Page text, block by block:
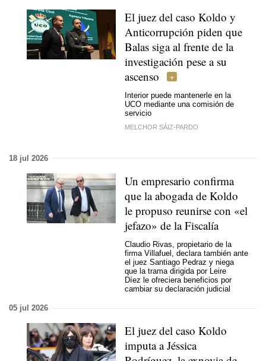
El juez del caso Koldo y
Anticorrupción piden que
Balas siga al frente de la
investigación pese a su
ascenso
Interior puede mantenerle en la
UCO mediante una comisión de
servicio
MELCHOR SÁIZ-PARDO
18 jul 2026
Un empresario confirma
que la abogada de Koldo
le propuso reunirse con «el
jefazo» de la Fiscalía
Claudio Rivas, propietario de la
firma Villafuel, declara también ante
el juez Santiago Pedraz y niega
que la trama dirigida por Leire
Díez le ofreciera beneficios por
cambiar su declaración judicial
05 jul 2026
El juez del caso Koldo
imputa a Jéssica